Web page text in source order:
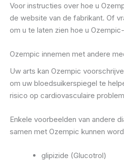
Voor instructies over hoe u
de website van de fabrikant. Of
om u te laten zien hoe u
Ozempic innemen met andere
Uw arts kan Ozempic
om uw bloedsuikerspiegel te
risico op cardiovasculaire
Enkele voorbeelden van andere
samen met Ozempic kunnen
glipizide (Glucotrol)